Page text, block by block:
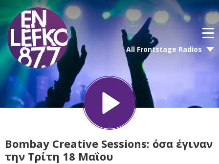
All Frontstage Radios
Bombay Creative Sessions: όσα έγιναν
την Τρίτη 18 Μαΐου